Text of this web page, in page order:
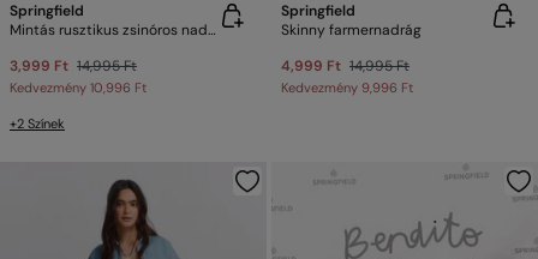
Springfield
Mintás rusztikus zsinóros nadrág
3,999 Ft 14,995 Ft
Kedvezmény 10,996 Ft
+2 Színek
Springfield
Skinny farmernadrág
4,999 Ft 14,995 Ft
Kedvezmény 9,996 Ft